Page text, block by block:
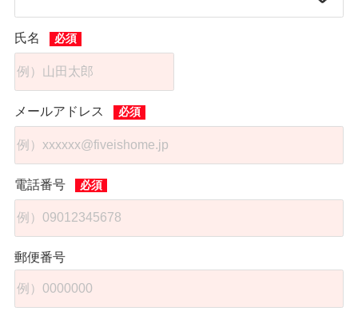
氏名
メールアドレス
電話番号
郵便番号